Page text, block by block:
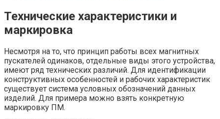
Технические характеристики и
маркировка
Несмотря на то, что принцип работы всех магнитных
пускателей одинаков, отдельные виды этого устройства,
имеют ряд технических различий. Для идентификации
конструктивных особенностей и рабочих характеристик
существует система условных обозначений данных
изделий. Для примера можно взять конкретную
маркировку ПМ.